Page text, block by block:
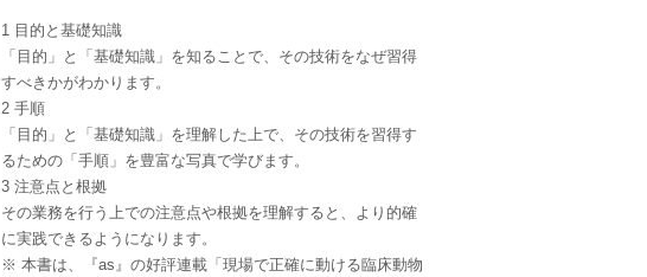
1 目的と基礎知識
「目的」と「基礎知識」を知ることで、その技術をなぜ習得
すべきかがわかります。
2 手順
「目的」と「基礎知識」を理解した上で、その技術を習得す
るための「手順」を豊富な写真で学びます。
3 注意点と根拠
その業務を行う上での注意点や根拠を理解すると、より的確
に実践できるようになります。
※ 本書は、『as』の好評連載「現場で正確に動ける臨床動物